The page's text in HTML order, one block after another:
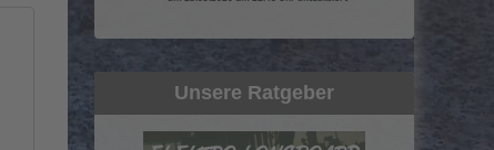
Unsere Ratgeber